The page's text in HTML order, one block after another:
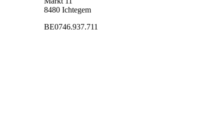
8480 Ichtegem
BE0746.937.711